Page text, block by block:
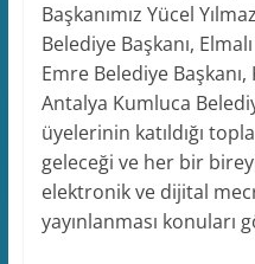
Başkanımız Yücel
Belediye Başkanı,
Emre Belediye
Antalya Kumluca
üyelerinin katıldığı
geleceği ve her bir
elektronik ve dijital
yayınlanması konuları